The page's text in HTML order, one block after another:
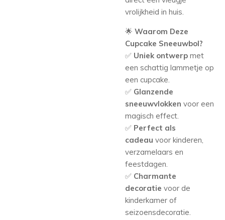
vrolijkheid in huis.
🌟 Waarom Deze
Cupcake Sneeuwbol?
✅ Uniek ontwerp met
een schattig lammetje op
een cupcake.
✅ Glanzende
sneeuwvlokken voor een
magisch effect.
✅ Perfect als
cadeau voor kinderen,
verzamelaars en
feestdagen.
✅ Charmante
decoratie voor de
kinderkamer of
seizoensdecoratie.